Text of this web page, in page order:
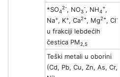
*SO4
2-, NO3
-, NH4
+,
Na+, K+, Ca2+, Mg2+, Cl-
u frakciji lebdećih
čestica PM2,5
Teški metali u oborini
(Cd, Pb, Cu, Zn, As, Cr,